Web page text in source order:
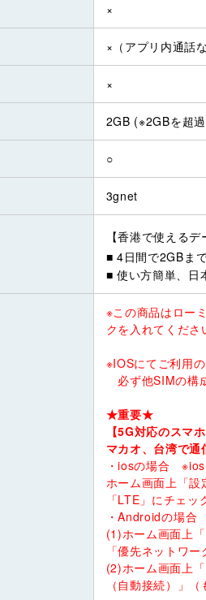
×
×（アプリ内通話
×
2GB (※2GBを超
○
3gnet
【香港で使える
■ 4日間で2GBま
■ 使い方簡単、日
※この商品はロー
クを入れてくださ
※IOSにてご利用
必ず他SIMの構
★重要★
【5G対応のスマ
マカオ、台湾で
・iosの場合 ※ios
ホーム画面上「
「LTE」にチェッ
・Androidの場
(1)ホーム画面上
「優先ネットワ
(2)ホーム画面上
（自動接続）」